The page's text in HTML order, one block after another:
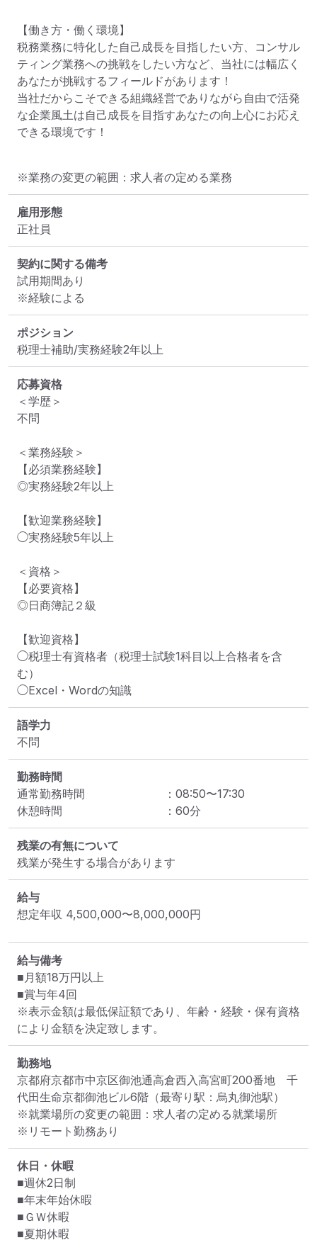
【働き方・働く環境】
税務業務に特化した自己成長を目指したい方、コンサル
ティング業務への挑戦をしたい方など、当社には幅広く
あなたが挑戦するフィールドがあります！
当社だからこそできる組織経営でありながら自由で活発
な企業風土は自己成長を目指すあなたの向上心にお応え
できる環境です！
※業務の変更の範囲：求人者の定める業務
雇用形態
正社員
契約に関する備考
試用期間あり
※経験による
ポジション
税理士補助/実務経験2年以上
応募資格
＜学歴＞
不問
＜業務経験＞
【必須業務経験】
◎実務経験2年以上
【歓迎業務経験】
◯実務経験5年以上
＜資格＞
【必要資格】
◎日商簿記２級
【歓迎資格】
◯税理士有資格者（税理士試験1科目以上合格者を含
む）
◯Excel・Wordの知識
語学力
不問
勤務時間
通常勤務時間
： 08:50〜17:30
休憩時間
： 60分
残業の有無について
残業が発生する場合があります
給与
想定年収 4,500,000〜8,000,000円
給与備考
■月額18万円以上
■賞与年4回
※表示金額は最低保証額であり、年齢・経験・保有資格
により金額を決定致します。
勤務地
京都府京都市中京区御池通高倉西入高宮町200番地　千
代田生命京都御池ビル6階 （最寄り駅：烏丸御池駅）
※就業場所の変更の範囲：求人者の定める就業場所
※リモート勤務あり
休日・休暇
■週休2日制
■年末年始休暇
■ＧＷ休暇
■夏期休暇